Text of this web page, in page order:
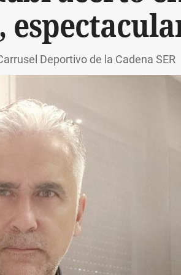
Deportivo de la Cadena SER